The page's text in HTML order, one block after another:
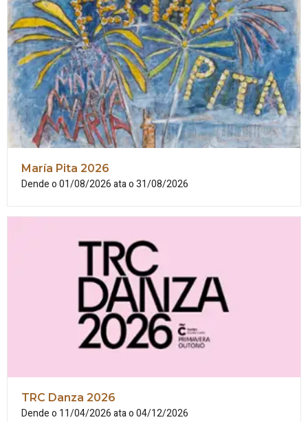
María Pita 2026
Dende o 01/08/2026 ata o 31/08/2026
TRC Danza 2026
Dende o 11/04/2026 ata o 04/12/2026